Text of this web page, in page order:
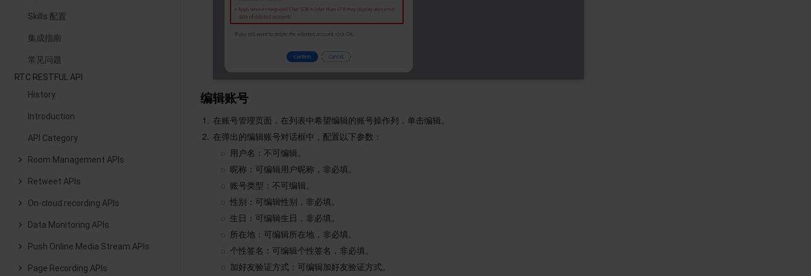
Skills 配置
集成指南
常见问题
RTC RESTFUL API
History
Introduction
API Category
Room Management APIs
Retweet APIs
On-cloud recording APIs
Data Monitoring APIs
Push Online Media Stream APIs
Page Recording APIs
编辑账号
1. 在账号管理页面，在列表中希望编辑的账号操作列，单击编辑。
2. 在弹出的编辑账号对话框中，配置以下参数：
用户名：不可编辑。
昵称：可编辑用户昵称，非必填。
账号类型：不可编辑。
性别：可编辑性别，非必填。
生日：可编辑生日，非必填。
所在地：可编辑所在地，非必填。
个性签名：可编辑个性签名，非必填。
加好友验证方式：可编辑加好友验证方式。